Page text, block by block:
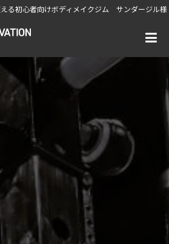
る初心者向けボディメイクジム サンダージル様